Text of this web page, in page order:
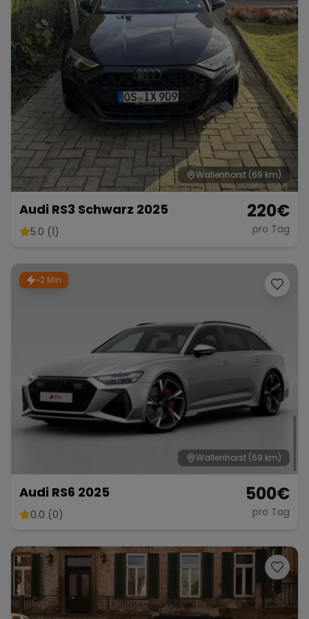
Wallenhorst (69 km)
Audi RS3 Schwarz 2025
5.0 (1)
220€
pro Tag
~2 Min
Wallenhorst (69 km)
Audi RS6 2025
0.0 (0)
500€
pro Tag